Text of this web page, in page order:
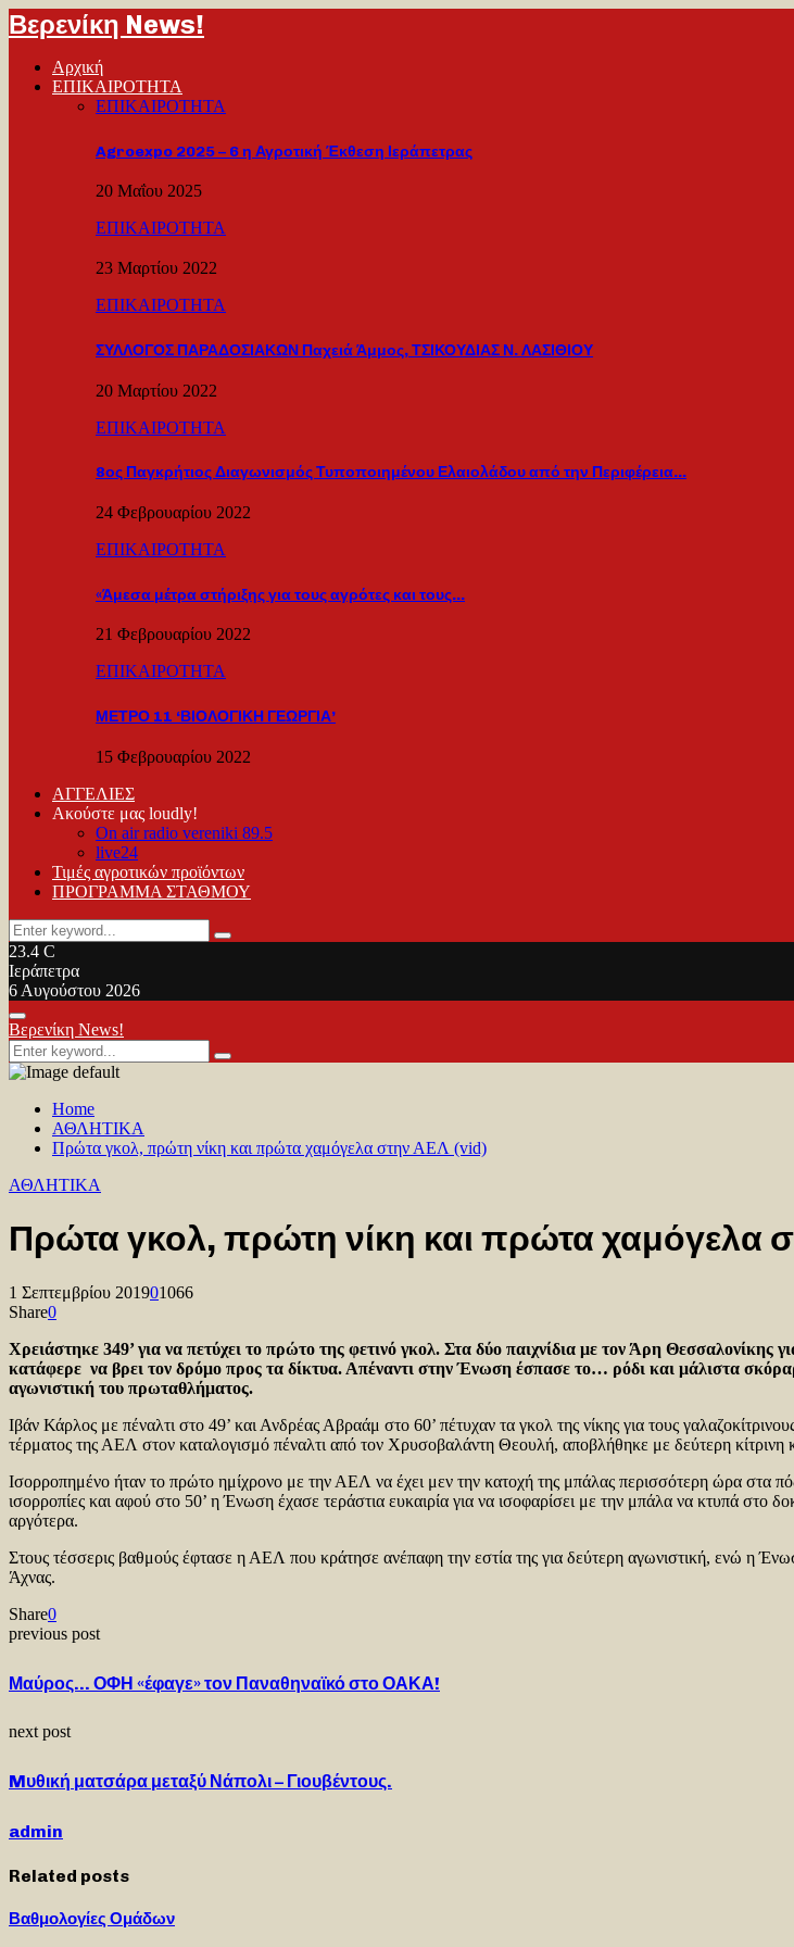
Βερενίκη News!
Αρχική
ΕΠΙΚΑΙΡΟΤΗΤΑ
ΕΠΙΚΑΙΡΟΤΗΤΑ
Agroexpo 2025 – 6 η Αγροτική Έκθεση Ιεράπετρας
20 Μαΐου 2025
ΕΠΙΚΑΙΡΟΤΗΤΑ
23 Μαρτίου 2022
ΕΠΙΚΑΙΡΟΤΗΤΑ
ΣΥΛΛΟΓΟΣ ΠΑΡΑΔΟΣΙΑΚΩΝ Παχειά Άμμος, ΤΣΙΚΟΥΔΙΑΣ Ν. ΛΑΣΙΘΙΟΥ
20 Μαρτίου 2022
ΕΠΙΚΑΙΡΟΤΗΤΑ
8ος Παγκρήτιος Διαγωνισμός Τυποποιημένου Ελαιολάδου από την Περιφέρεια…
24 Φεβρουαρίου 2022
ΕΠΙΚΑΙΡΟΤΗΤΑ
«Άμεσα μέτρα στήριξης για τους αγρότες και τους…
21 Φεβρουαρίου 2022
ΕΠΙΚΑΙΡΟΤΗΤΑ
ΜΕΤΡΟ 11 ‘ΒΙΟΛΟΓΙΚΗ ΓΕΩΡΓΙΑ’
15 Φεβρουαρίου 2022
ΑΓΓΕΛΙΕΣ
Ακούστε μας loudly!
On air radio vereniki 89.5
live24
Τιμές αγροτικών προϊόντων
ΠΡΟΓΡΑΜΜΑ ΣΤΑΘΜΟΥ
Search
for:
Search
23.4 C
Ιεράπετρα
6 Αυγούστου 2026
Facebook
Twitter
Youtube
Primary
Menu
Βερενίκη News!
Search
for:
Search
Home
ΑΘΛΗΤΙΚΑ
Πρώτα γκολ, πρώτη νίκη και πρώτα χαμόγελα στην ΑΕΛ (vid)
ΑΘΛΗΤΙΚΑ
Πρώτα γκολ, πρώτη νίκη και πρώτα χαμόγελα
1 Σεπτεμβρίου 201901066
Share0
Χρειάστηκε 349’ για να πετύχει το πρώτο της φετινό γκολ. Στα δύο παιχνίδια με τον Άρη
κατάφερε να βρει τον δρόμο προς τα δίκτυα. Απέναντι στην Ένωση έσπασε το… ρόδι και μάλιστα
αγωνιστική του πρωταθλήματος.
Ιβάν Κάρλος με πέναλτι στο 49’ και Ανδρέας Αβραάμ στο 60’ πέτυχαν τα γκολ της νίκης για τους
τέρματος της ΑΕΛ στον καταλογισμό πέναλτι από τον Χρυσοβαλάντη Θεουλή, αποβλήθηκε με δεύτερη κίτρινη
Ισορροπημένο ήταν το πρώτο ημίχρονο με την ΑΕΛ να έχει μεν την κατοχή της μπάλας περισσότερη ώρα στα
ισορροπίες και αφού στο 50’ η Ένωση έχασε τεράστια ευκαιρία για να ισοφαρίσει με την μπάλα να κτυπά
αργότερα.
Στους τέσσερις βαθμούς έφτασε η ΑΕΛ που κράτησε ανέπαφη την εστία της για δεύτερη αγωνιστική, ενώ η
Άχνας.
Share0
previous post
Μαύρος… ΟΦΗ «έφαγε» τον Παναθηναϊκό στο ΟΑΚΑ!
next post
Mυθική ματσάρα μεταξύ Νάπολι – Γιουβέντους.
admin
Related posts
Βαθμολογίες Ομάδων